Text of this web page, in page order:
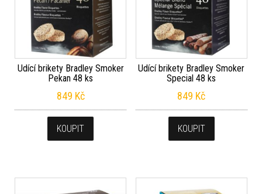
Udící brikety Bradley Smoker
Pekan 48 ks
849 Kč
KOUPIT
Udící brikety Bradley Smoker
Special 48 ks
849 Kč
KOUPIT